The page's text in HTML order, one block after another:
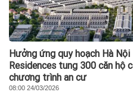
Hưởng ứng quy hoạch Hà
Residences tung 300 căn hộ
chương trình an cư
08:00 24/03/2026